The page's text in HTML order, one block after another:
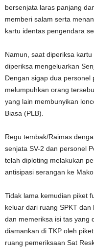
bersenjata laras panjang
memberi salam serta
kartu identas pengendara
Namun, saat diperiksa
diperiksa mengeluarkan
Dengan sigap dua personel
melumpuhkan orang
yang lain membunyikan
Biasa (PLB).
Regu tembak/Raimas
senjata SV-2 dan personel
telah diploting melakukan
antisipasi serangan ke
Tidak lama kemudian piket
keluar dari ruang SPKT
dan memeriksa isi tas yang
diamankan di TKP oleh
ruang pemeriksaan Sat